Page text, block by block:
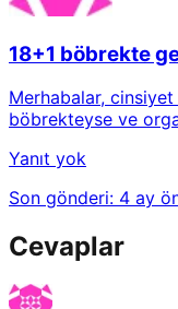
18+1 böbrekte
Merhabalar,
böbrekteyse ve
Yanıt yok
Son gönderi: 4 ay
Cevaplar